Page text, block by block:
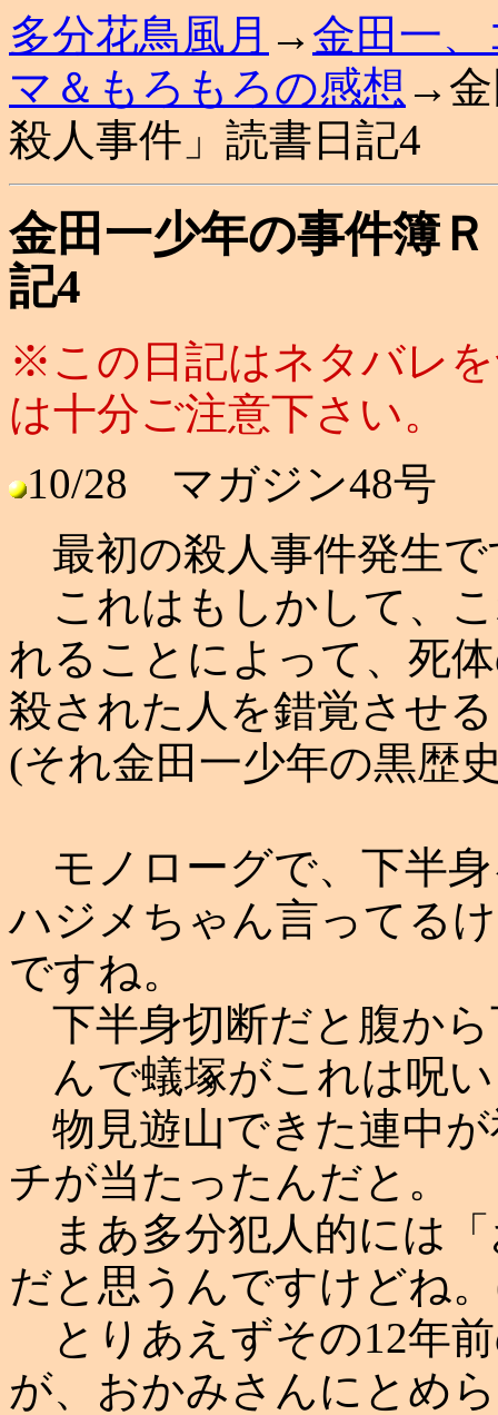
多分花鳥風月 → 金田一
マ＆もろもろの感想 →金
殺人事件」読書日記4
金田一少年の事件簿
記4
※この日記はネタバレ
は十分ご注意下さい。
10/28 マガジン48号
最初の殺人事件発生で
これはもしかして、
れることによって、死
殺された人を錯覚させ
(それ金田一少年の黒歴
モノローグで、下半
ハジメちゃん言ってる
ですね。
下半身切断だと腹か
んで蟻塚がこれは呪
物見遊山できた連中
チが当たったんだと。
まあ多分犯人的には
だと思うんですけどね
とりあえずその12年
が、おかみさんにとめ